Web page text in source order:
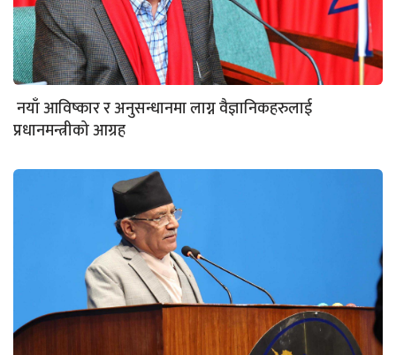
नयाँ आविष्कार र अनुसन्धानमा लाग्न वैज्ञानिकहरुलाई
प्रधानमन्त्रीको आग्रह